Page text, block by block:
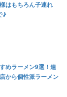
はもちろん子連れ
♪
めラーメン9選！連
から個性派ラーメン